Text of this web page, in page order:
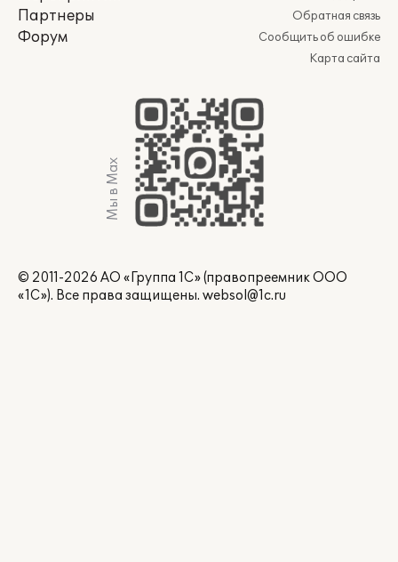
Партнеры
Форум
Обратная связь
Сообщить об ошибке
Карта сайта
Мы в Max
© 2011-2026 АО «Группа 1С» (правопреемник ООО
«1С»). Все права защищены. websol@1c.ru